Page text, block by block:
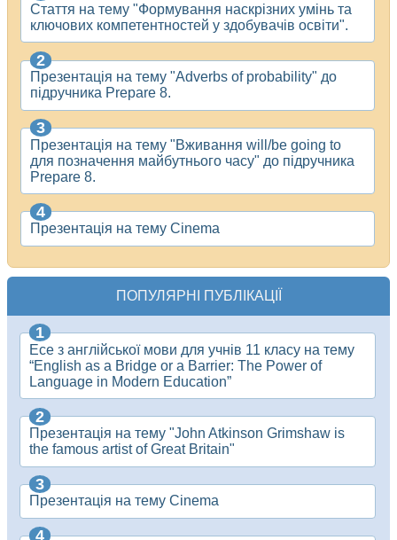
Стаття на тему "Формування наскрізних умінь та
ключових компетентностей у здобувачів освіти".
Презентація на тему "Adverbs of probability" до
підручника Prepare 8.
Презентація на тему "Вживання will/be going to
для позначення майбутнього часу" до підручника
Prepare 8.
Презентація на тему Cinema
ПОПУЛЯРНІ ПУБЛІКАЦІЇ
Есе з англійської мови для учнів 11 класу на тему
“English as a Bridge or a Barrier: The Power of
Language in Modern Education”
Презентація на тему "John Atkinson Grimshaw is
the famous artist of Great Britain"
Презентація на тему Cinema